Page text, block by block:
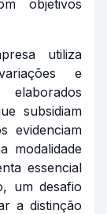
objetivos
utiliza
e
subsidiam
evidenciam
modalidade
essencial
um desafio
a distinção